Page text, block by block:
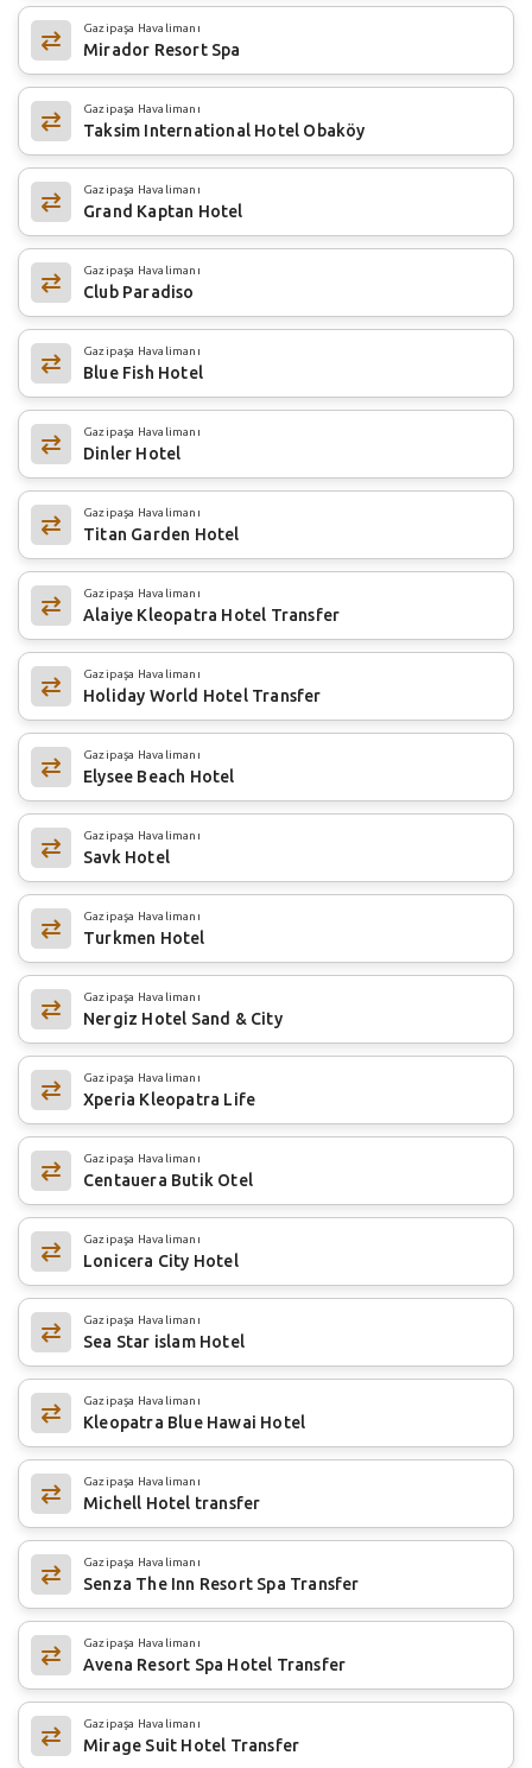
Gazipaşa Havalimanı
Mirador Resort Spa
Gazipaşa Havalimanı
Taksim International Hotel Obaköy
Gazipaşa Havalimanı
Grand Kaptan Hotel
Gazipaşa Havalimanı
Club Paradiso
Gazipaşa Havalimanı
Blue Fish Hotel
Gazipaşa Havalimanı
Dinler Hotel
Gazipaşa Havalimanı
Titan Garden Hotel
Gazipaşa Havalimanı
Alaiye Kleopatra Hotel Transfer
Gazipaşa Havalimanı
Holiday World Hotel Transfer
Gazipaşa Havalimanı
Elysee Beach Hotel
Gazipaşa Havalimanı
Savk Hotel
Gazipaşa Havalimanı
Turkmen Hotel
Gazipaşa Havalimanı
Nergiz Hotel Sand & City
Gazipaşa Havalimanı
Xperia Kleopatra Life
Gazipaşa Havalimanı
Centauera Butik Otel
Gazipaşa Havalimanı
Lonicera City Hotel
Gazipaşa Havalimanı
Sea Star islam Hotel
Gazipaşa Havalimanı
Kleopatra Blue Hawai Hotel
Gazipaşa Havalimanı
Michell Hotel transfer
Gazipaşa Havalimanı
Senza The Inn Resort Spa Transfer
Gazipaşa Havalimanı
Avena Resort Spa Hotel Transfer
Gazipaşa Havalimanı
Mirage Suit Hotel Transfer